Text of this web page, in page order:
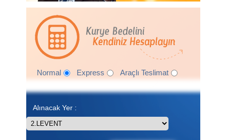
Normal Express Araçlı Teslimat
Alınacak Yer :